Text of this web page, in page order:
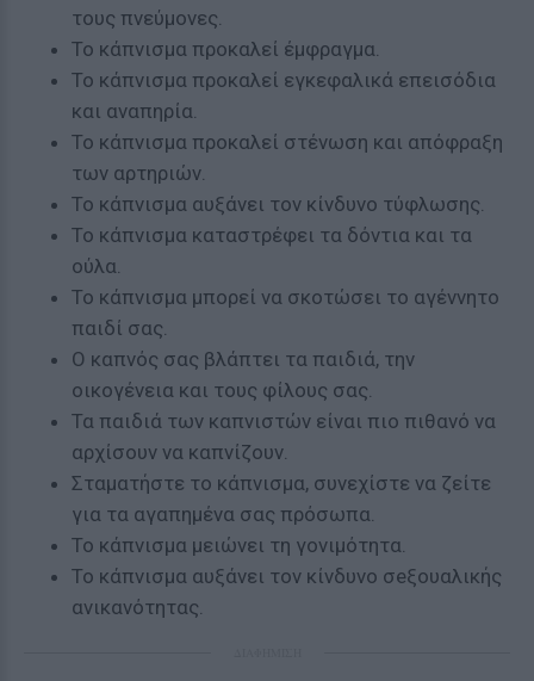
τους πνεύμονες.
Το κάπνισμα προκαλεί έμφραγμα.
Το κάπνισμα προκαλεί εγκεφαλικά επεισόδια
και αναπηρία.
Το κάπνισμα προκαλεί στένωση και απόφραξη
των αρτηριών.
Το κάπνισμα αυξάνει τον κίνδυνο τύφλωσης.
Το κάπνισμα καταστρέφει τα δόντια και τα
ούλα.
Το κάπνισμα μπορεί να σκοτώσει το αγέννητο
παιδί σας.
Ο καπνός σας βλάπτει τα παιδιά, την
οικογένεια και τους φίλους σας.
Τα παιδιά των καπνιστών είναι πιο πιθανό να
αρχίσουν να καπνίζουν.
Σταματήστε το κάπνισμα, συνεχίστε να ζείτε
για τα αγαπημένα σας πρόσωπα.
Το κάπνισμα μειώνει τη γονιμότητα.
Το κάπνισμα αυξάνει τον κίνδυνο σeξουαλικής
ανικανότητας.